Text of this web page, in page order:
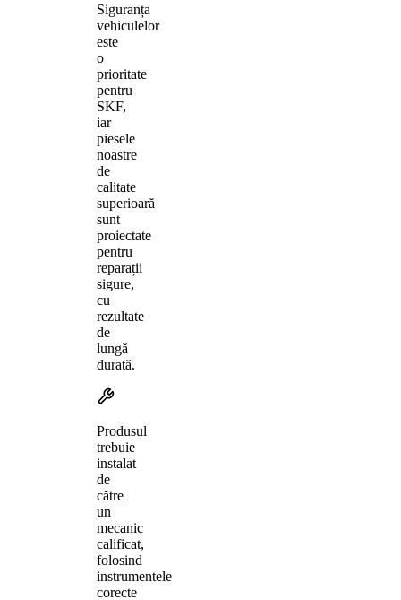
Siguranța
vehiculelor
este
o
prioritate
pentru
SKF,
iar
piesele
noastre
de
calitate
superioară
sunt
proiectate
pentru
reparații
sigure,
cu
rezultate
de
lungă
durată.
Produsul
trebuie
instalat
de
către
un
mecanic
calificat,
folosind
instrumentele
corecte